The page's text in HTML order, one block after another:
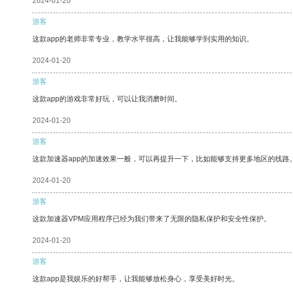
游客
这款app的老师非常专业，教学水平很高，让我能够学到实用的知识。
2024-01-20
游客
这款app的游戏非常好玩，可以让我消磨时间。
2024-01-20
游客
这款加速器app的加速效果一般，可以再提升一下，比如能够支持更多地区的线路。
2024-01-20
游客
这款加速器VPM应用程序已经为我们带来了无限的隐私保护和安全性保护。
2024-01-20
游客
这款app是我娱乐的好帮手，让我能够放松身心，享受美好时光。